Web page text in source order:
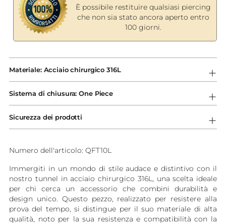
È possibile restituire qualsiasi piercing
che non sia stato ancora aperto entro
100 giorni.
prodotto
al
carrello...
Materiale: Acciaio chirurgico 316L
Sistema di chiusura: One Piece
Sicurezza dei prodotti
Numero dell'articolo: QFT10L
Immergiti in un mondo di stile audace e distintivo con il
nostro tunnel in acciaio chirurgico 316L, una scelta ideale
per chi cerca un accessorio che combini durabilità e
design unico. Questo pezzo, realizzato per resistere alla
prova del tempo, si distingue per il suo materiale di alta
qualità, noto per la sua resistenza e compatibilità con la